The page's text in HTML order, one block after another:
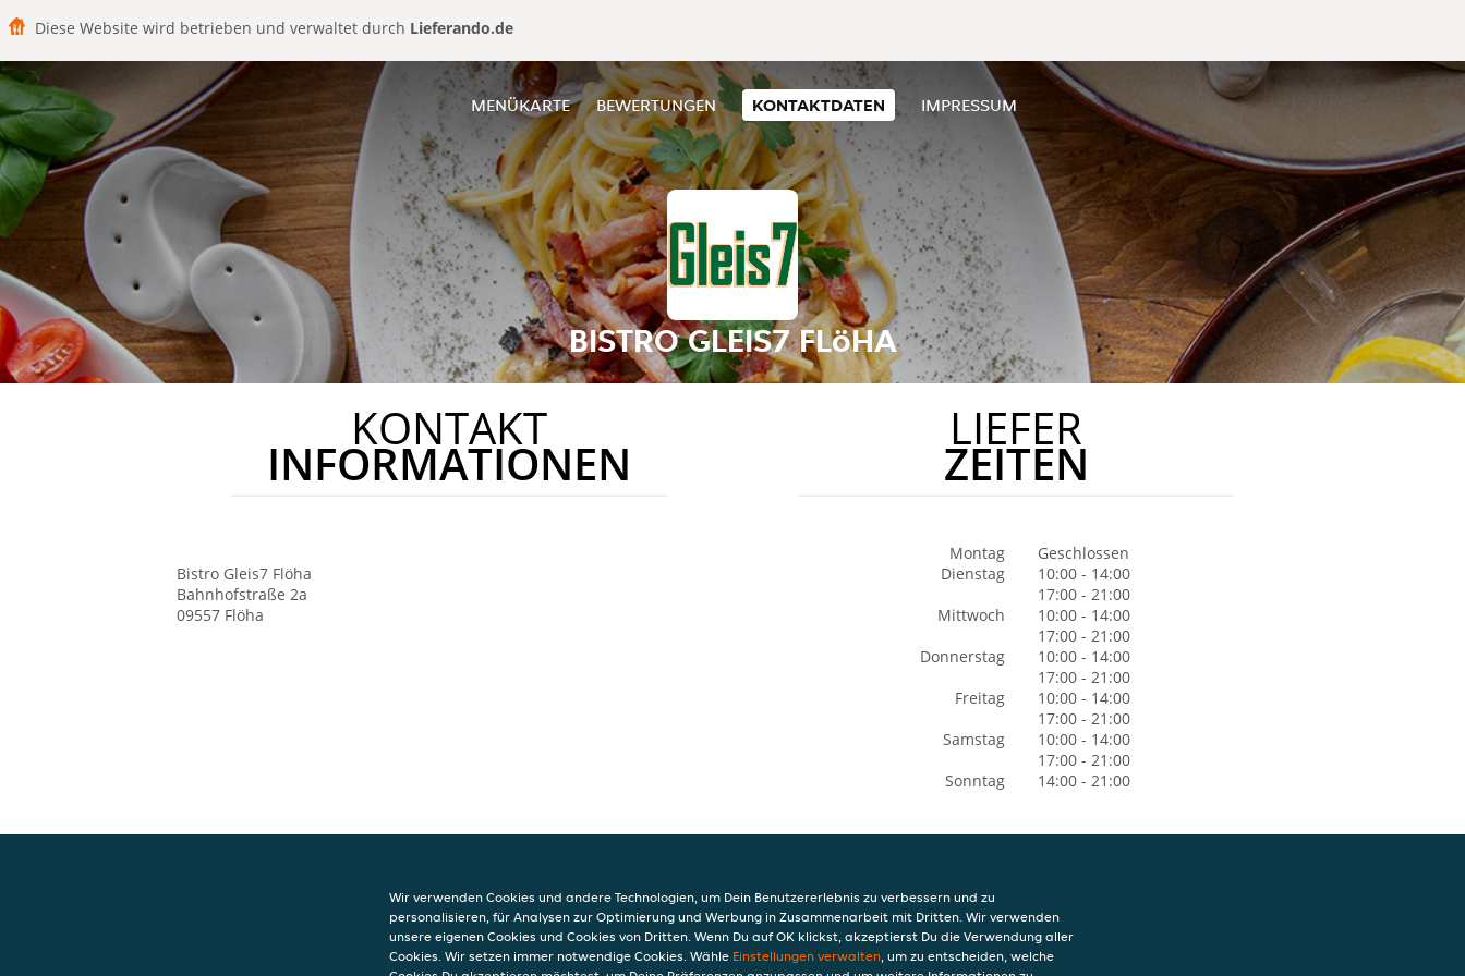
Diese Website wird betrieben und verwaltet durch Lieferando.de
MENÜKARTE BEWERTUNGEN KONTAKTDATEN IMPRESSUM
BISTRO GLEIS7 FLöHA
KONTAKT
INFORMATIONEN
Bistro Gleis7 Flöha
Bahnhofstraße 2a
09557 Flöha
LIEFER
ZEITEN
Montag
Geschlossen
Dienstag
10:00 - 14:00
17:00 - 21:00
Mittwoch
10:00 - 14:00
17:00 - 21:00
Donnerstag
10:00 - 14:00
17:00 - 21:00
Freitag
10:00 - 14:00
17:00 - 21:00
Samstag
10:00 - 14:00
17:00 - 21:00
Sonntag
14:00 - 21:00
KONTAKT
Bistro Gleis7 Flöha
Bahnhofstraße 2a
INFO
AGB
Datenschutzerklärung
Wir verwenden Cookies und andere Technologien, um Dein Benutzererlebnis zu verbessern und zu
personalisieren, für Analysen zur Optimierung und Werbung in Zusammenarbeit mit Dritten. Wir verwenden
unsere eigenen Cookies und Cookies von Dritten. Wenn Du auf OK klickst, akzeptierst Du die Verwendung aller
Cookies. Wir setzen immer notwendige Cookies. Wähle Einstellungen verwalten, um zu entscheiden, welche